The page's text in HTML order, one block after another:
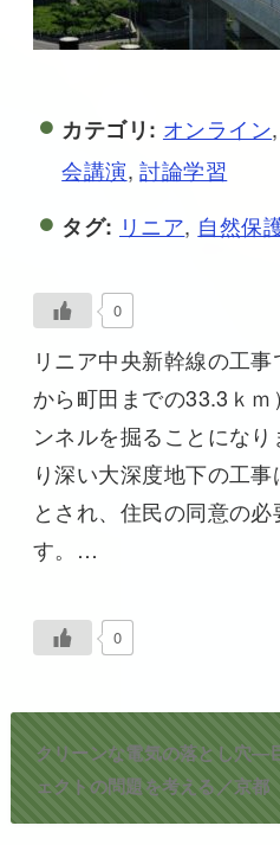
カテゴリ: オンライン
会講演,討論学習
タグ: リニア, 自然保
0
リニア中央新幹線の工
から町田までの33.3ｋ
ンネルを掘ることにな
り深い大深度地下の工
とされ、住民の同意の
す。…
0
クリーンな電気の落とし穴―
ェクトの問題を考える／京都